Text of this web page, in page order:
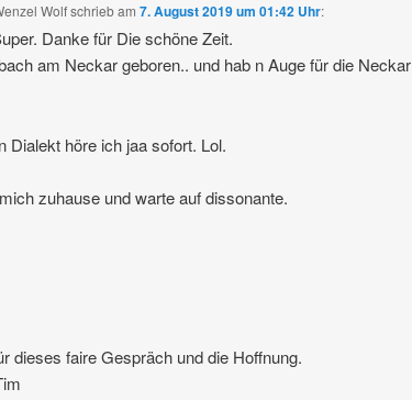
Wolfschriebam7. August 2019 um 01:42 Uhr:
Danke für Die schöne Zeit.
am Neckar geboren.. und hab n Auge für die Neckar
Dialekt höre ich jaa sofort. Lol.
zuhause und warte auf dissonante.
dieses faire Gespräch und die Hoffnung.